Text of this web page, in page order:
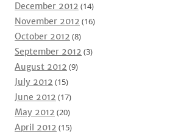
December 2012 (14)
November 2012 (16)
October 2012 (8)
September 2012 (3)
August 2012 (9)
July 2012 (15)
June 2012 (17)
May 2012 (20)
April 2012 (15)